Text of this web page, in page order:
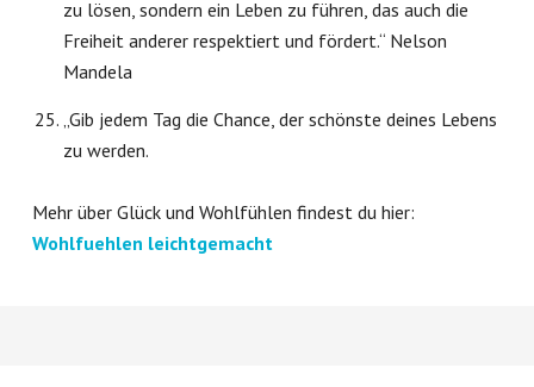
zu lösen, sondern ein Leben zu führen, das auch die
Freiheit anderer respektiert und fördert.“ Nelson
Mandela
„Gib jedem Tag die Chance, der schönste deines Lebens
zu werden.
Mehr über Glück und Wohlfühlen findest du hier:
Wohlfuehlen leichtgemacht